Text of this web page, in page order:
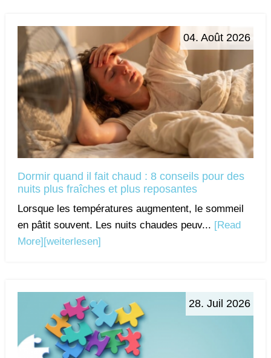
04. Août 2026
Dormir quand il fait chaud : 8 conseils pour des
nuits plus fraîches et plus reposantes
Lorsque les températures augmentent, le sommeil
en pâtit souvent. Les nuits chaudes peuv... [Read
More] [weiterlesen]
28. Juil 2026